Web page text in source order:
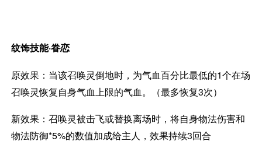
纹饰技能·眷恋
原效果：当该召唤灵倒地时，为气血百分比最低的1个在场
召唤灵恢复自身气血上限的气血。（最多恢复3次）
新效果：召唤灵被击飞或替换离场时，将自身物法伤害和
物法防御*5%的数值加成给主人，效果持续3回合